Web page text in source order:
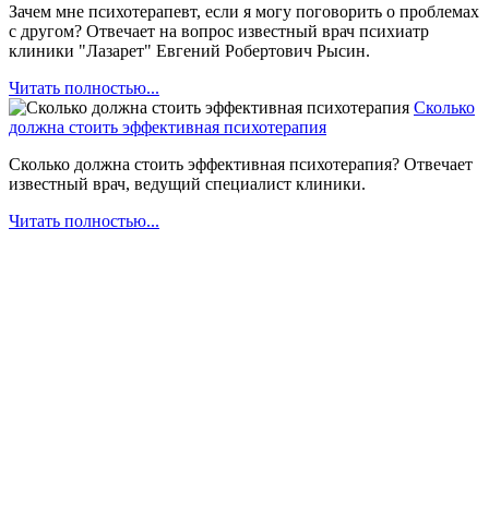
Зачем мне психотерапевт, если я могу поговорить о проблемах
с другом? Отвечает на вопрос известный врач психиатр
клиники "Лазарет" Евгений Робертович Рысин.
Читать полностью...
Сколько
должна стоить эффективная психотерапия
Сколько должна стоить эффективная психотерапия? Отвечает
известный врач, ведущий специалист клиники.
Читать полностью...